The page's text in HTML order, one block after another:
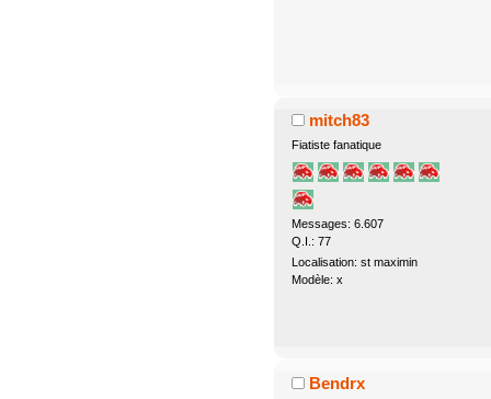
mitch83
Fiatiste fanatique
Messages: 6.607
Q.I.: 77
Localisation: st maximin
Modèle: x
Bendrx